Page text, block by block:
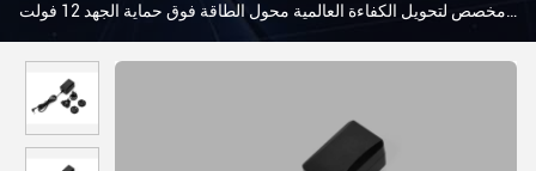
مخصص لتحويل الكفاءة العالمية محول الطاقة فوق حماية الجهد 12 فولت